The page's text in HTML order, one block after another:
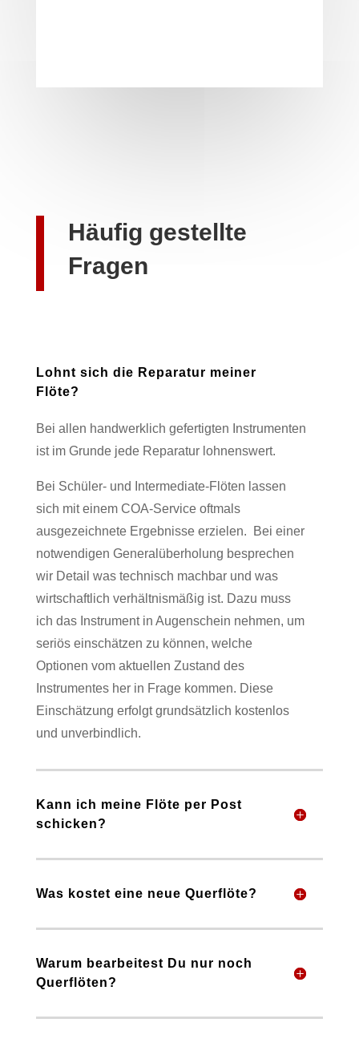
Häufig gestellte
Fragen
Lohnt sich die Reparatur meiner
Flöte?
Bei allen handwerklich gefertigten Instrumenten
ist im Grunde jede Reparatur lohnenswert.
Bei Schüler- und Intermediate-Flöten lassen
sich mit einem COA-Service oftmals
ausgezeichnete Ergebnisse erzielen.
Bei einer
notwendigen Generalüberholung besprechen
wir Detail was technisch machbar und was
wirtschaftlich verhältnismäßig ist. Dazu muss
ich das Instrument in Augenschein nehmen, um
seriös einschätzen zu können, welche
Optionen vom aktuellen Zustand des
Instrumentes her in Frage kommen. Diese
Einschätzung erfolgt grundsätzlich kostenlos
und unverbindlich.
Kann ich meine Flöte per Post
schicken?
Was kostet eine neue Querflöte?
Warum bearbeitest Du nur noch
Querflöten?